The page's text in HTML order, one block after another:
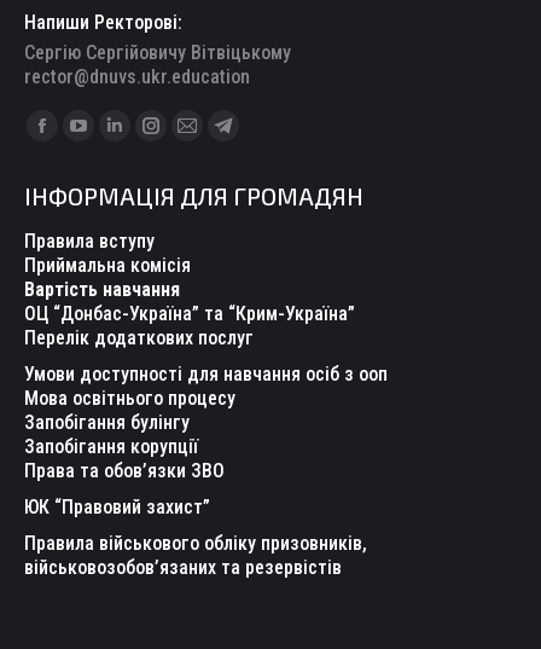
Напиши Ректорові:
Сергію Сергійовичу Вітвіцькому
rector@dnuvs.ukr.education
Find us on:
Facebook
opens
in
new
window
YouTube
opens
in
new
window
Linkedin
opens
in
new
window
Instagram
opens
in
new
window
Mail
opens
new
Telegram
opens
ІНФОРМАЦІЯ ДЛЯ ГРОМАДЯН
Правила вступу
Приймальна комісія
Вартість навчання
ОЦ “Донбас-Україна” та “Крим-Україна”
Перелік додаткових послуг
Умови доступності для навчання осіб з ооп
Мова освітнього процесу
Запобігання булінгу
Запобігання корупції
Права та обов’язки ЗВО
ЮК “Правовий захист”
Правила військового обліку призовників,
військовозобов’язаних та резервістів